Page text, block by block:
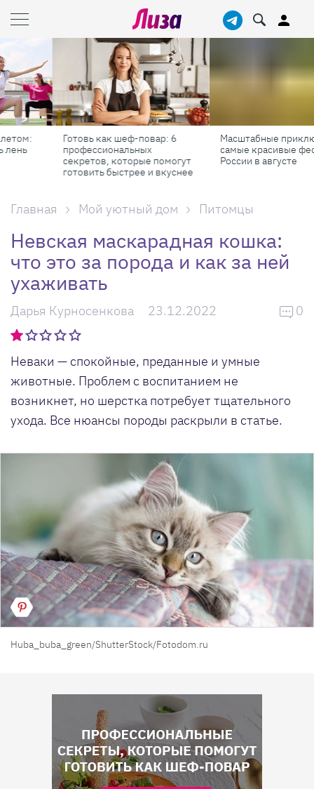
Готовь как шеф-повар: 6
профессиональных
секретов, которые помогут
готовить быстрее и вкуснее
Масштабные приключения:
самые красивые фестивали
России в августе
Главная Мой уютный дом Питомцы
Невская маскарадная кошка:
что это за порода и как за ней
ухаживать
Дарья Курносенкова 23.12.2022 0
Неваки — спокойные, преданные и умные
животные. Проблем с воспитанием не
возникнет, но шерстка потребует тщательного
ухода. Все нюансы породы раскрыли в статье.
Huba_buba_green/ShutterStock/Fotodom.ru